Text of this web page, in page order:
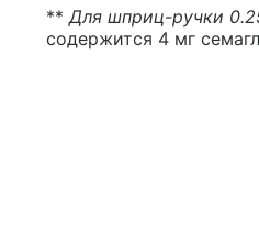
**Для шприц-ручки
содержится 4 мг